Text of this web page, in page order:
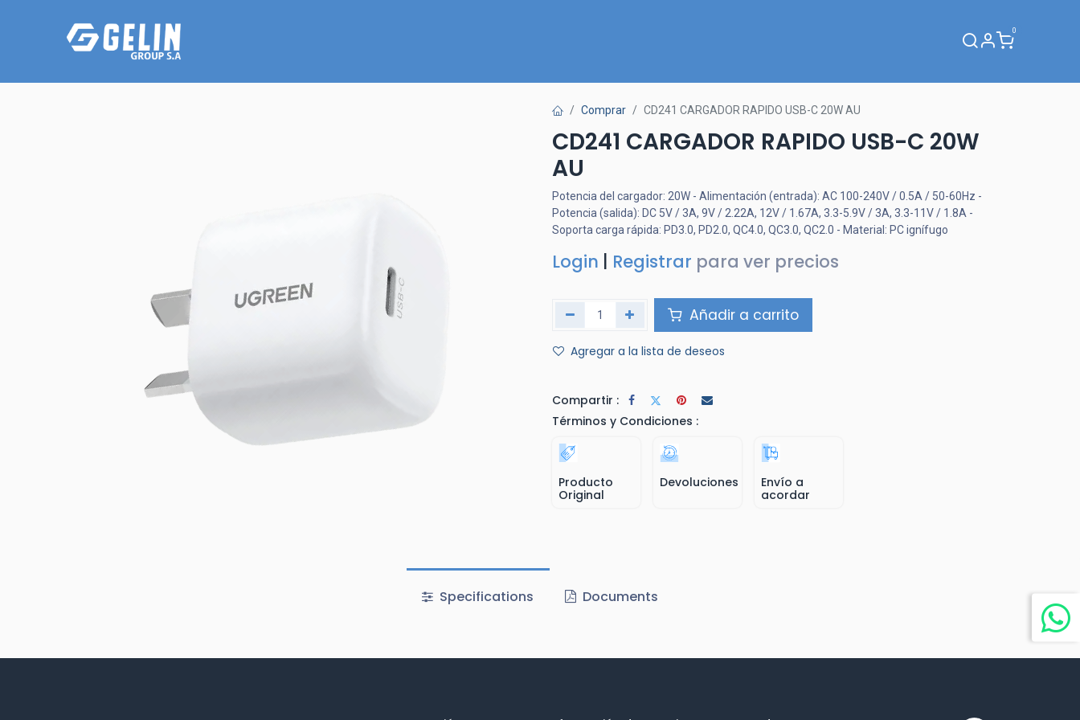
0
Comprar CD241 CARGADOR RAPIDO USB-C 20W AU
CD241 CARGADOR RAPIDO USB-C 20W
AU
Potencia del cargador: 20W - Alimentación (entrada): AC 100-240V / 0.5A / 50-60Hz -
Potencia (salida): DC 5V / 3A, 9V / 2.22A, 12V / 1.67A, 3.3-5.9V / 3A, 3.3-11V / 1.8A -
Soporta carga rápida: PD3.0, PD2.0, QC4.0, QC3.0, QC2.0 - Material: PC ignífugo
Login Registrar para ver precios
Añadir a carrito
Agregar a la lista de deseos
Compartir :
Términos y Condiciones :
Producto
Original
Devoluciones
Envío a
acordar
Specifications Documents